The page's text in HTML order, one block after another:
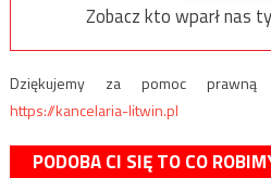
Zobacz kto wparł nas
Dziękujemy za pomoc prawną
https://kancelaria-litwin.pl
PODOBA CI SIĘ TO CO